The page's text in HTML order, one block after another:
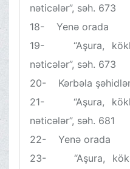
nəticələr”, səh. 673
18- Yenə orada
19- “Aşura,
nəticələr”, səh. 673
20- Kərbəla
21- “Aşura,
nəticələr”, səh. 681
22- Yenə orada
23- “Aşura,